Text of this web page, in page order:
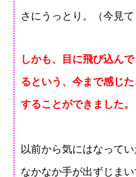
さにうっとり。（今見て
しかも、目に飛び込ん
るという、今まで感じ
することができました。
以前から気にはなって
なかなか手が出ずじまい